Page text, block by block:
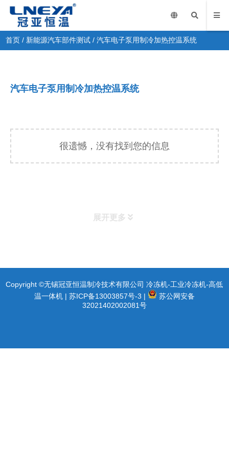
首页 / 新能源汽车部件测试 /汽车电子泵用制冷加热控温系统
汽车电子泵用制冷加热控温系统
很遗憾，没有找到您的信息
展开更多
Copyright ©无锡冠亚恒温制冷技术有限公司 冷冻机-工业冷冻机-高低
温一体机 | 苏ICP备13003857号-3 |
苏公网安备
32021402002081号